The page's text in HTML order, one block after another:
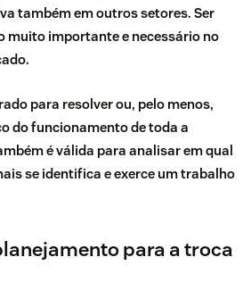
também em outros setores. Ser
muito importante e necessário no
.
para resolver ou, pelo menos,
do funcionamento de toda a
é válida para analisar em qual
se identifica e exerce um trabalho
para a troca